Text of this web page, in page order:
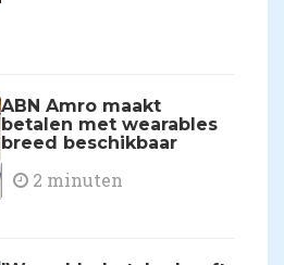
ABN Amro maakt
betalen met wearables
breed beschikbaar
2 minuten